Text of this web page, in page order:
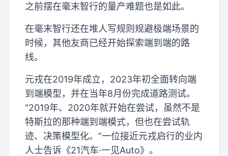
之前摆在毫末智行的量产难题也是如此。
在毫末智行还在堆人写规则规避极端场景的
时候，其他友商已经开始探索端到端的路
线。
元戎在2019年成立，2023年初全面转向端
到端模型，并在当年8月份完成道路测试。
“2019年、2020年就开始在尝试，虽然不是
特斯拉的那种端到端模式，但也在尝试轨
迹、决策模型化。”一位接近元戎启行的业内
人士告诉《21汽车·一见Auto》。